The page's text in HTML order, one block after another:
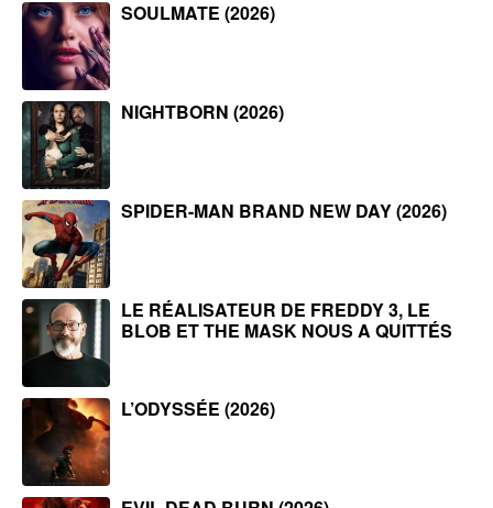
SOULMATE (2026)
NIGHTBORN (2026)
SPIDER-MAN BRAND NEW DAY (2026)
LE RÉALISATEUR DE FREDDY 3, LE
BLOB ET THE MASK NOUS A QUITTÉS
L’ODYSSÉE (2026)